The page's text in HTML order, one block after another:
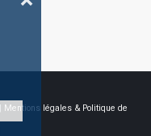
Mentions légales & Politique de